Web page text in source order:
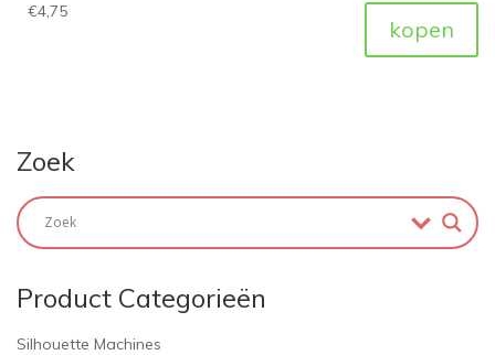
€4,75
kopen
Zoek
Product Categorieën
Silhouette Machines